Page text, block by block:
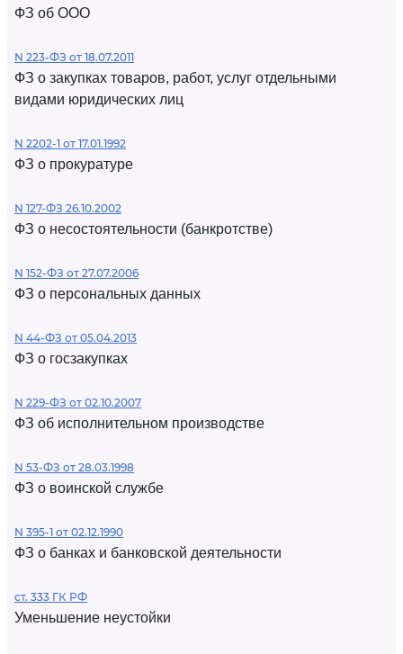
ФЗ об ООО
N 223-ФЗ от 18.07.2011
ФЗ о закупках товаров, работ, услуг отдельными
видами юридических лиц
N 2202-1 от 17.01.1992
ФЗ о прокуратуре
N 127-ФЗ 26.10.2002
ФЗ о несостоятельности (банкротстве)
N 152-ФЗ от 27.07.2006
ФЗ о персональных данных
N 44-ФЗ от 05.04.2013
ФЗ о госзакупках
N 229-ФЗ от 02.10.2007
ФЗ об исполнительном производстве
N 53-ФЗ от 28.03.1998
ФЗ о воинской службе
N 395-1 от 02.12.1990
ФЗ о банках и банковской деятельности
ст. 333 ГК РФ
Уменьшение неустойки